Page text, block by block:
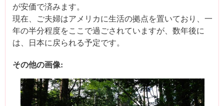
が安価で済みます。
現在、ご夫婦はアメリカに生活の拠点を置いており、一
年の半分程度をここで過ごされていますが、数年後に
は、日本に戻られる予定です。
その他の画像: